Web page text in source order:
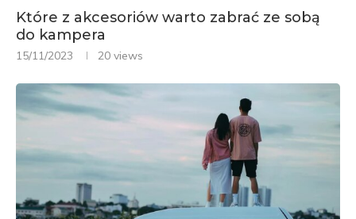
Które z akcesoriów warto zabrać ze sobą
do kampera
15/11/2023 20 views